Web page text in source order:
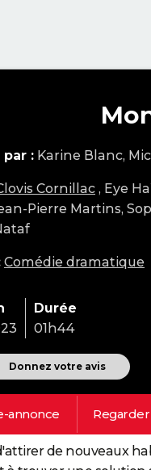
par : Karine Blanc,
Cornillac , Eye
Pierre Martins,
Comédie dramatique
Durée
01h44
Donnez votre avis
annonce
de nouveaux